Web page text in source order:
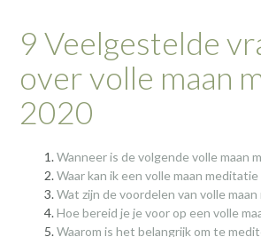
9 Veelgestelde
over volle maan
2020
Wanneer is de volgende volle maan
Waar kan ik een volle maan meditatie
Wat zijn de voordelen van volle
Hoe bereid je je voor op een volle
Waarom is het belangrijk om te